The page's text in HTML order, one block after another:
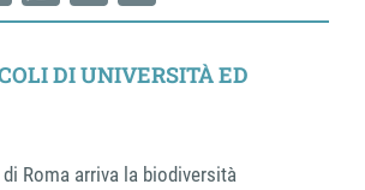
WhatsApp
EmailShare
DI UNIVERSITÀ ED
Roma arriva la biodiversità